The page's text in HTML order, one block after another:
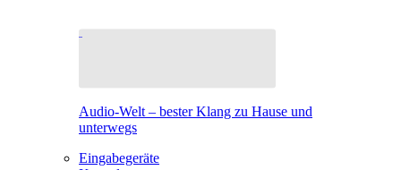
Audio-Welt – bester Klang zu Hause und
unterwegs
Eingabegeräte